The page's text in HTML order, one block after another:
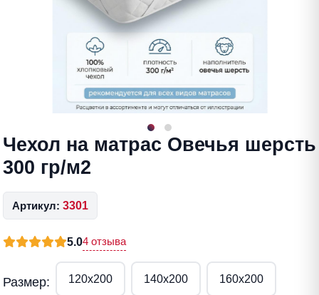
Чехол на матрас Овечья шерсть
300 гр/м2
Артикул: 3301
5.04 отзыва
Размер: 120х200 140х200 160х200